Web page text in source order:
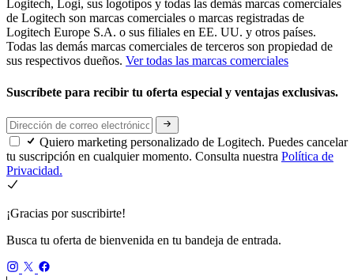
Logitech, Logi, sus logotipos y todas las demás marcas comerciales
de Logitech son marcas comerciales o marcas registradas de
Logitech Europe S.A. o sus filiales en EE. UU. y otros países.
Todas las demás marcas comerciales de terceros son propiedad de
sus respectivos dueños. Ver todas las marcas comerciales
Suscríbete para recibir tu oferta especial y ventajas exclusivas.
Quiero marketing personalizado de Logitech. Puedes cancelar
tu suscripción en cualquier momento. Consulta nuestra Política de
Privacidad.
¡Gracias por suscribirte!
Busca tu oferta de bienvenida en tu bandeja de entrada.